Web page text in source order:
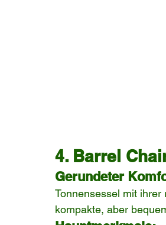
4. Barrel
Gerundeter
Tonnensessel mit
kompakte, aber